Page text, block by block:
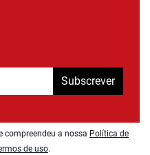
Subscrever
compreendeu a nossa Política de
de uso.